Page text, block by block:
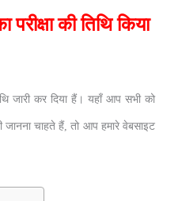
की तिथि किया
जारी कर दिया हैं। यहाँ आप सभी को
चाहते हैं, तो आप हमारे वेबसाइट